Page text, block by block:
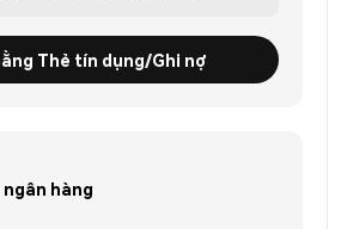
Thẻ tín dụng/Ghi nợ
hàng